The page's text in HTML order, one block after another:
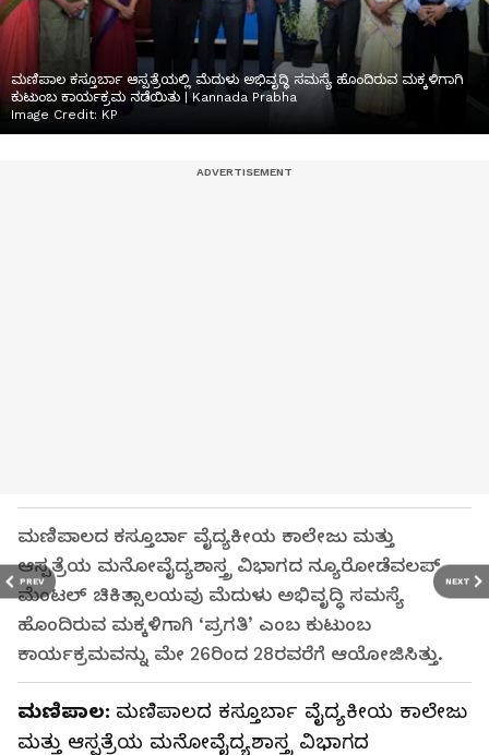
PREV NEXT
ಮಣಿಪಾಲ ಕಸ್ತೂರ್ಬಾ ಆಸ್ಪತ್ರೆಯಲ್ಲಿ ಮೆದುಳು ಅಭಿವೃದ್ಧಿ ಸಮಸ್ಯೆ ಹೊಂದಿರುವ ಮಕ್ಕಳಿಗಾಗಿ
ಕುಟುಂಬ ಕಾರ್ಯಕ್ರಮ ನಡೆಯಿತು | Kannada Prabha
Image Credit: KP
ಮಣಿಪಾಲದ ಕಸ್ತೂರ್ಬಾ ವೈದ್ಯಕೀಯ ಕಾಲೇಜು ಮತ್ತು
ಆಸ್ಪತ್ರೆಯ ಮನೋವೈದ್ಯಶಾಸ್ತ್ರ ವಿಭಾಗದ ನ್ಯೂರೋಡೆವಲಪ್
ಮೆಂಟಲ್ ಚಿಕಿತ್ಸಾಲಯವು ಮೆದುಳು ಅಭಿವೃದ್ಧಿ ಸಮಸ್ಯೆ
ಹೊಂದಿರುವ ಮಕ್ಕಳಿಗಾಗಿ ‘ಪ್ರಗತಿ’ ಎಂಬ ಕುಟುಂಬ
ಕಾರ್ಯಕ್ರಮವನ್ನು ಮೇ 26ರಿಂದ 28ರವರೆಗೆ ಆಯೋಜಿಸಿತ್ತು.
ಮಣಿಪಾಲ: ಮಣಿಪಾಲದ ಕಸ್ತೂರ್ಬಾ ವೈದ್ಯಕೀಯ ಕಾಲೇಜು
ಮತ್ತು ಆಸ್ಪತ್ರೆಯ ಮನೋವೈದ್ಯಶಾಸ್ತ್ರ ವಿಭಾಗದ